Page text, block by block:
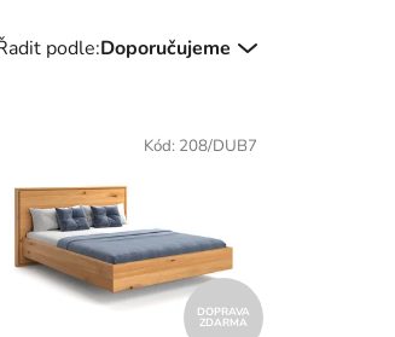
podle:Doporučujeme
DOPRAVA
ZDARMA
Kód: 208/DUB7